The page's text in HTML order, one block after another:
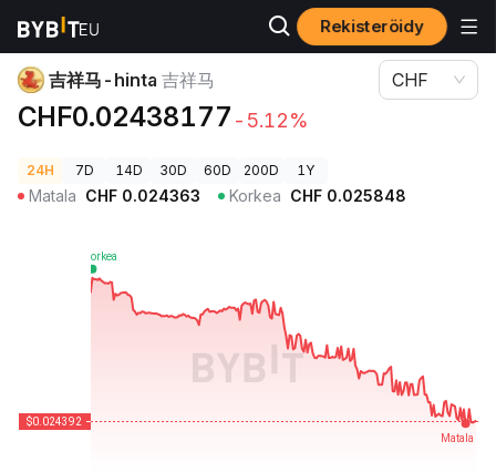
Rekisteröidy
Kryptohinnat
吉祥马-hinta 吉祥马
CHF0.02438177 -5.12%
CHF
24H 7D 14D 30D 60D 200D 1Y
Matala CHF 0.024363 Korkea CHF 0.025848